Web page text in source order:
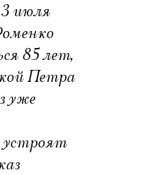
июля
85 лет,
Петра
уже
устроят